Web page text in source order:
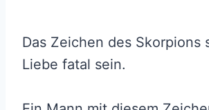
Das Zeichen des Skorpions
Liebe fatal sein.